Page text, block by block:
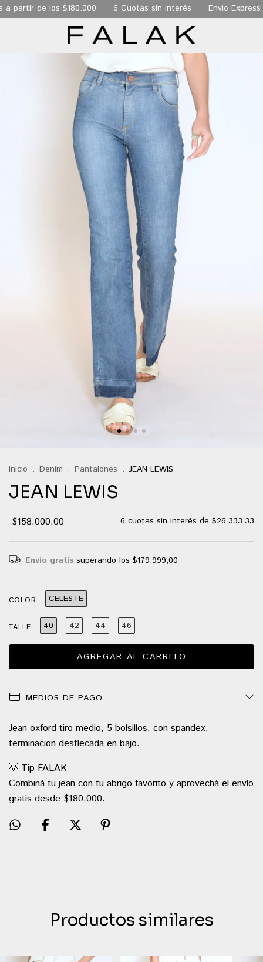
los $180.000 6 Cuotas sin interés Envio Express de 24
Inicio . Denim . Pantalones . JEAN LEWIS
JEAN LEWIS
$158.000,00 6 cuotas sin interés de $26.333,33
Envío gratis superando los $179.999,00
COLOR CELESTE
TALLE 40 42 44 46
MEDIOS DE PAGO
Jean oxford tiro medio, 5 bolsillos, con spandex,
terminacion desflecada en bajo.
💡 Tip FALAK
Combiná tu jean con tu abrigo favorito y aprovechá el envío
gratis desde $180.000.
Productos similares